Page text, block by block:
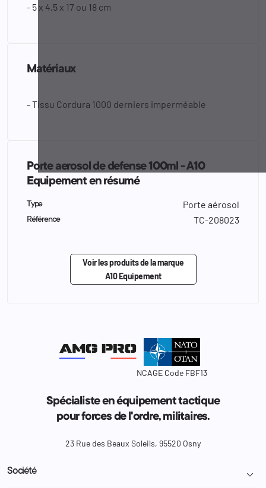
- 5 x 4,5 x 17 ou 18 cm
Matériaux
- Tissu Cordura 1000 derniers imperméable
Porte aerosol de defense 100ml - A10
Equipement en résumé
Type Porte aérosol
Référence TC-208023
Voir les produits de la marque
A10 Equipement
NCAGE Code FBF13
Spécialiste en équipement tactique
pour forces de l'ordre, militaires.
23 Rue des Beaux Soleils, 95520 Osny
Société 